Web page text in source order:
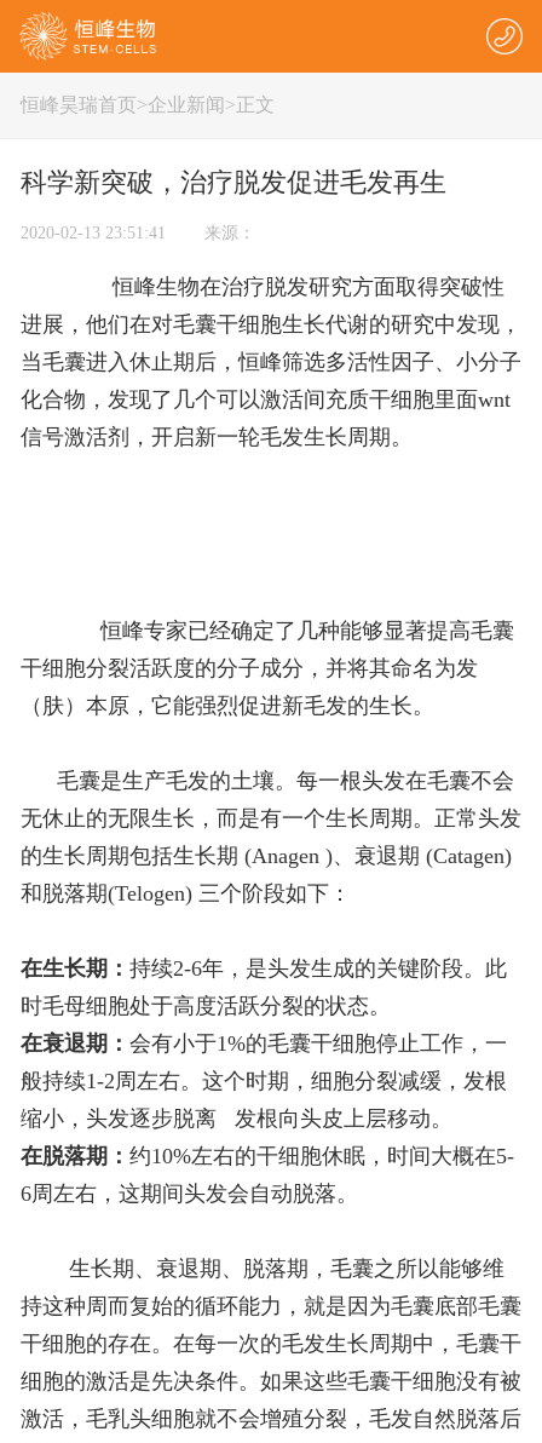
恒峰昊瑞首页>企业新闻 >正文
科学新突破，治疗脱发促进毛发再生
2020-02-13 23:51:41 来源：
恒峰生物在治疗脱发研究方面取得突破性
进展，他们在对毛囊干细胞生长代谢的研究中发现，
当毛囊进入休止期后，恒峰筛选多活性因子、小分子
化合物，发现了几个可以激活间充质干细胞里面wnt
信号激活剂，开启新一轮毛发生长周期。
恒峰专家已经确定了几种能够显著提高毛囊
干细胞分裂活跃度的分子成分，并将其命名为发
（肤）本原，它能强烈促进新毛发的生长。
毛囊是生产毛发的土壤。每一根头发在毛囊不会
无休止的无限生长，而是有一个生长周期。正常头发
的生长周期包括生长期 (Anagen )、衰退期 (Catagen)
和脱落期(Telogen) 三个阶段如下：
在生长期： 持续2-6年，是头发生成的关键阶段。此
时毛母细胞处于高度活跃分裂的状态。
在衰退期： 会有小于1%的毛囊干细胞停止工作，一
般持续1-2周左右。这个时期，细胞分裂减缓，发根
缩小，头发逐步脱离 发根向头皮上层移动。
在脱落期： 约10%左右的干细胞休眠，时间大概在5-
6周左右，这期间头发会自动脱落。
生长期、衰退期、脱落期，毛囊之所以能够维
持这种周而复始的循环能力，就是因为毛囊底部毛囊
干细胞的存在。在每一次的毛发生长周期中，毛囊干
细胞的激活是先决条件。如果这些毛囊干细胞没有被
激活，毛乳头细胞就不会增殖分裂，毛发自然脱落后